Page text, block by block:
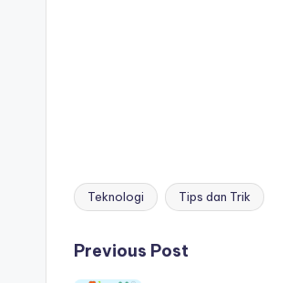
Tags:
Teknologi Tips dan Trik
Post
Previous Post